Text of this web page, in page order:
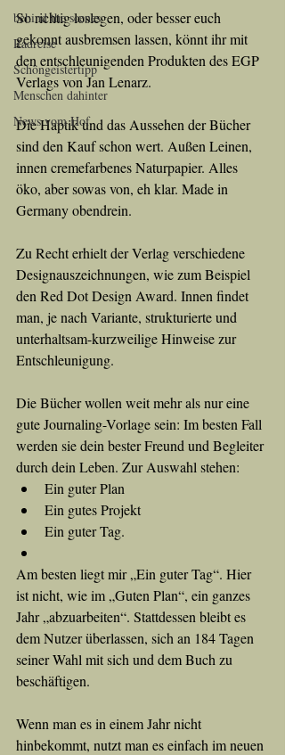
behind the scenes
Radreise
Schöngeistertipp
Menschen dahinter
News vom Hof
So richtig loslegen, oder besser euch
gekonnt ausbremsen lassen, könnt ihr mit
den entschleunigenden Produkten des EGP
Verlags von Jan Lenarz.
Die Haptik und das Aussehen der Bücher
sind den Kauf schon wert. Außen Leinen,
innen cremefarbenes Naturpapier. Alles
öko, aber sowas von, eh klar. Made in
Germany obendrein.
Zu Recht erhielt der Verlag verschiedene
Designauszeichnungen, wie zum Beispiel
den Red Dot Design Award. Innen findet
man, je nach Variante, strukturierte und
unterhaltsam-kurzweilige Hinweise zur
Entschleunigung.
Die Bücher wollen weit mehr als nur eine
gute Journaling-Vorlage sein: Im besten Fall
werden sie dein bester Freund und Begleiter
durch dein Leben. Zur Auswahl stehen:
Ein guter Plan
Ein gutes Projekt
Ein guter Tag.
Am besten liegt mir „Ein guter Tag“. Hier
ist nicht, wie im „Guten Plan“, ein ganzes
Jahr „abzuarbeiten“. Stattdessen bleibt es
dem Nutzer überlassen, sich an 184 Tagen
seiner Wahl mit sich und dem Buch zu
beschäftigen.
Wenn man es in einem Jahr nicht
hinbekommt, nutzt man es einfach im neuen